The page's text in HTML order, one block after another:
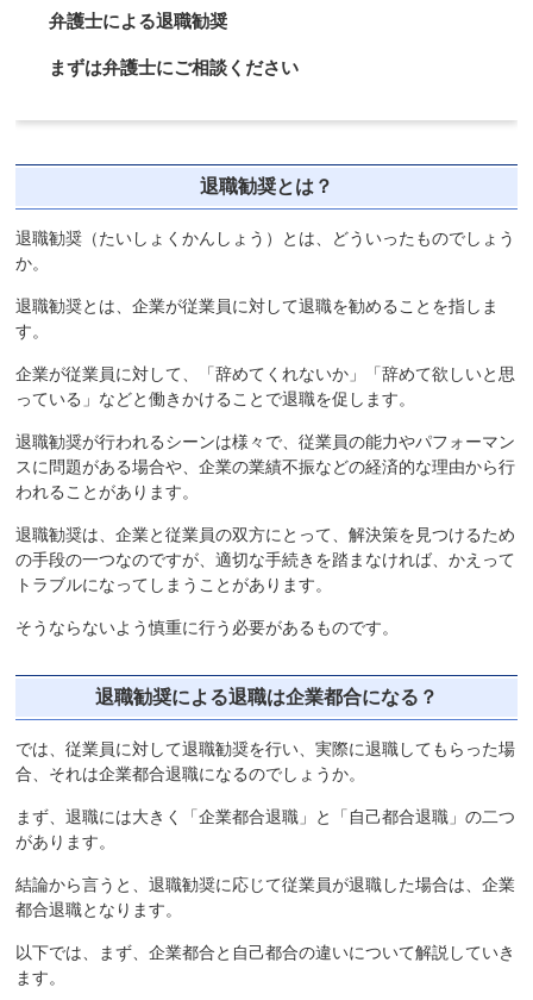
弁護士による退職勧奨
まずは弁護士にご相談ください
退職勧奨とは？
退職勧奨（たいしょくかんしょう）とは、どういったものでしょう
か。
退職勧奨とは、企業が従業員に対して退職を勧めることを指しま
す。
企業が従業員に対して、「辞めてくれないか」「辞めて欲しいと思
っている」などと働きかけることで退職を促します。
退職勧奨が行われるシーンは様々で、従業員の能力やパフォーマン
スに問題がある場合や、企業の業績不振などの経済的な理由から行
われることがあります。
退職勧奨は、企業と従業員の双方にとって、解決策を見つけるため
の手段の一つなのですが、適切な手続きを踏まなければ、かえって
トラブルになってしまうことがあります。
そうならないよう慎重に行う必要があるものです。
退職勧奨による退職は企業都合になる？
では、従業員に対して退職勧奨を行い、実際に退職してもらった場
合、それは企業都合退職になるのでしょうか。
まず、退職には大きく「企業都合退職」と「自己都合退職」の二つ
があります。
結論から言うと、退職勧奨に応じて従業員が退職した場合は、企業
都合退職となります。
以下では、まず、企業都合と自己都合の違いについて解説していき
ます。